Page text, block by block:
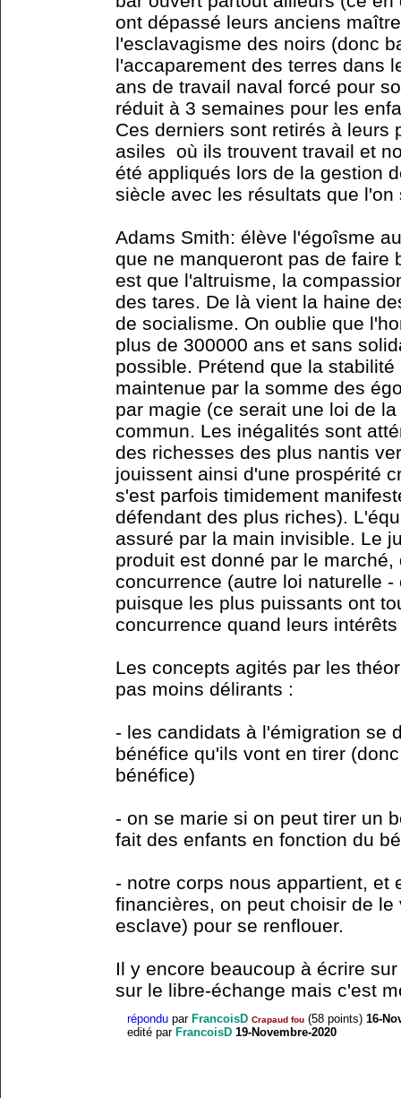
ont dépassé leurs anciens
l'esclavagisme des noirs (donc
l'accaparement des terres dans
ans de travail naval forcé pour
réduit à 3 semaines pour les
Ces derniers sont retirés à leurs
asiles où ils trouvent travail et
été appliqués lors de la gestion
siècle avec les résultats que l'on
Adams Smith: élève l'égoîsme
que ne manqueront pas de faire
est que l'altruisme, la
des tares. De là vient la haine
de socialisme. On oublie que
plus de 300000 ans et sans
possible. Prétend que la
maintenue par la somme des
par magie (ce serait une loi de
commun. Les inégalités sont
des richesses des plus nantis
jouissent ainsi d'une prospérité
s'est parfois timidement
défendant des plus riches).
assuré par la main invisible. Le
produit est donné par le
concurrence (autre loi naturelle
puisque les plus puissants ont
concurrence quand leurs
Les concepts agités par les
pas moins délirants :
- les candidats à l'émigration se
bénéfice qu'ils vont en tirer
bénéfice)
- on se marie si on peut tirer un
fait des enfants en fonction du
- notre corps nous appartient, et
financières, on peut choisir de
esclave) pour se renflouer.
Il y encore beaucoup à écrire
sur le libre-échange mais c'est
répondu par FrancoisD Crapaud fou (58 points) 16-
edité par FrancoisD 19-Novembre-2020